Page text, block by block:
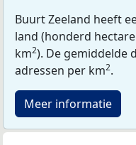
Buurt Zeeland heeft
land (honderd
km2). De gemiddelde
adressen per km2.
Meer informatie